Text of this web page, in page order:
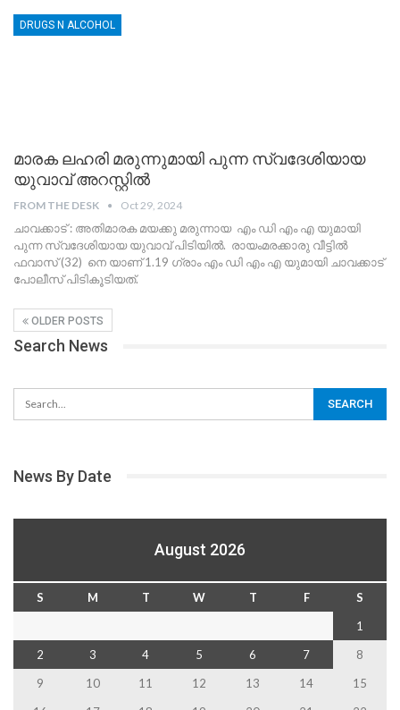
DRUGS N ALCOHOL
മാരക ലഹരി മരുന്നുമായി പുന്ന സ്വദേശിയായ
യുവാവ് അറസ്റ്റിൽ
FROM THE DESK Oct 29, 2024
ചാവക്കാട് : അതിമാരക മയക്കു മരുന്നായ എം ഡി എം എ യുമായി
പുന്ന സ്വദേശിയായ യുവാവ് പിടിയിൽ. രായംമരക്കാരു വീട്ടിൽ
ഫവാസ് (32) നെ യാണ് 1.19 ഗ്രാം എം ഡി എം എ യുമായി ചാവക്കാട്
പോലീസ് പിടികൂടിയത്.
OLDER POSTS
Search News
News By Date
August 2026
S M T W T F
S
1
2
3 4 5 6 7
8
9
10 11 12 13 14
15